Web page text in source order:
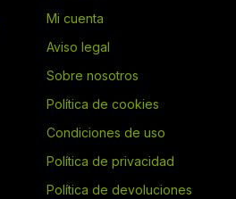
Mi cuenta
Aviso legal
Sobre nosotros
Política de cookies
Condiciones de uso
Política de privacidad
Política de devoluciones